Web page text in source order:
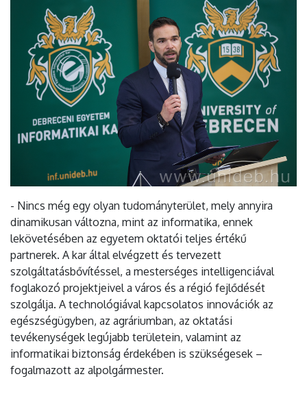
- Nincs még egy olyan tudományterület, mely annyira
dinamikusan változna, mint az informatika, ennek
lekövetésében az egyetem oktatói teljes értékű
partnerek. A kar által elvégzett és tervezett
szolgáltatásbővítéssel, a mesterséges intelligenciával
foglakozó projektjeivel a város és a régió fejlődését
szolgálja. A technológiával kapcsolatos innovációk az
egészségügyben, az agráriumban, az oktatási
tevékenységek legújabb területein, valamint az
informatikai biztonság érdekében is szükségesek –
fogalmazott az alpolgármester.